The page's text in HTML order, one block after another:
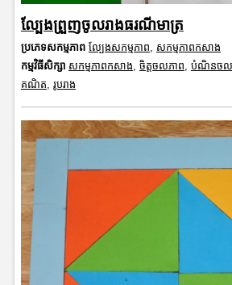
ល្បែងព្រួញចូលរាងធរណីមាត្រ
ប្រភេទសកម្មភាព ល្បែងសកម្មភាព, សកម្មភាពកសាង
កម្មវិធីសិក្សា សកម្មភាពកសាង, ចិត្តចលភាព, បំណិនចល
គណិត, រូបរាង